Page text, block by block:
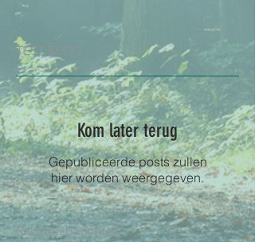
TEST BLOG
Kom later terug
Gepubliceerde posts zullen
hier worden weergegeven.
Recente berichten